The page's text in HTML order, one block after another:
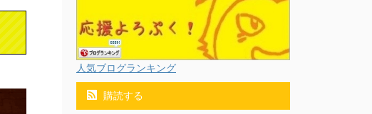
人気ブログランキング
購読する